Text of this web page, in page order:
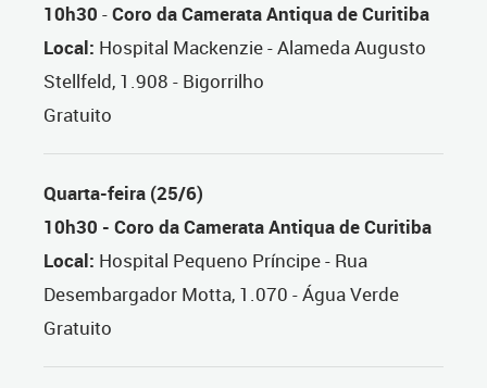
10h30 -Coro da Camerata Antiqua de Curitiba
Local: Hospital Mackenzie - Alameda Augusto
Stellfeld, 1.908 - Bigorrilho
Gratuito
Quarta-feira (25/6)
10h30 - Coro da Camerata Antiqua de Curitiba
Local: Hospital Pequeno Príncipe - Rua
Desembargador Motta, 1.070 - Água Verde
Gratuito